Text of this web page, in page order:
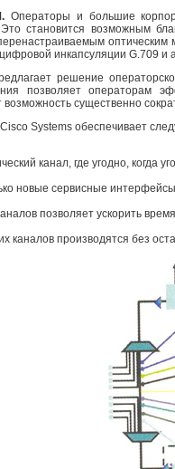
Операторы и большие
становится возможным
инкапсуляции G.709 и
решение
позволяет операторам
возможность существенно
Systems обеспечивает
канал, где угодно, когда
новые сервисные
позволяет ускорить
каналов производятся без